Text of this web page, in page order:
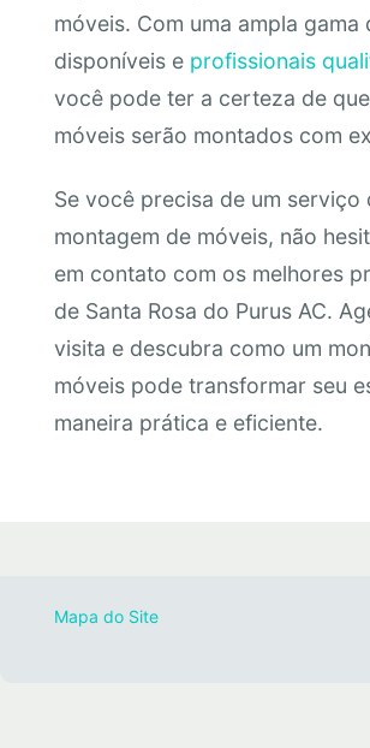
móveis. Com uma ampla gama
disponíveis e profissionais
você pode ter a certeza de
móveis serão montados com
Se você precisa de um serviço
montagem de móveis, não
em contato com os melhores
de Santa Rosa do Purus AC.
visita e descubra como um
móveis pode transformar seu
maneira prática e eficiente.
Mapa do Site